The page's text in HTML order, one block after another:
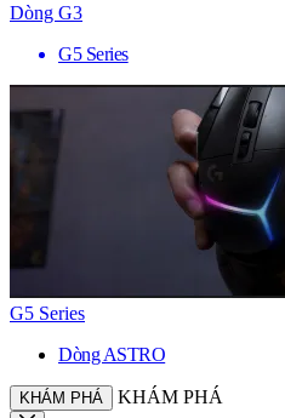
Dòng G3
G5 Series
G5 Series
Dòng ASTRO
KHÁM PHÁ KHÁM PHÁ